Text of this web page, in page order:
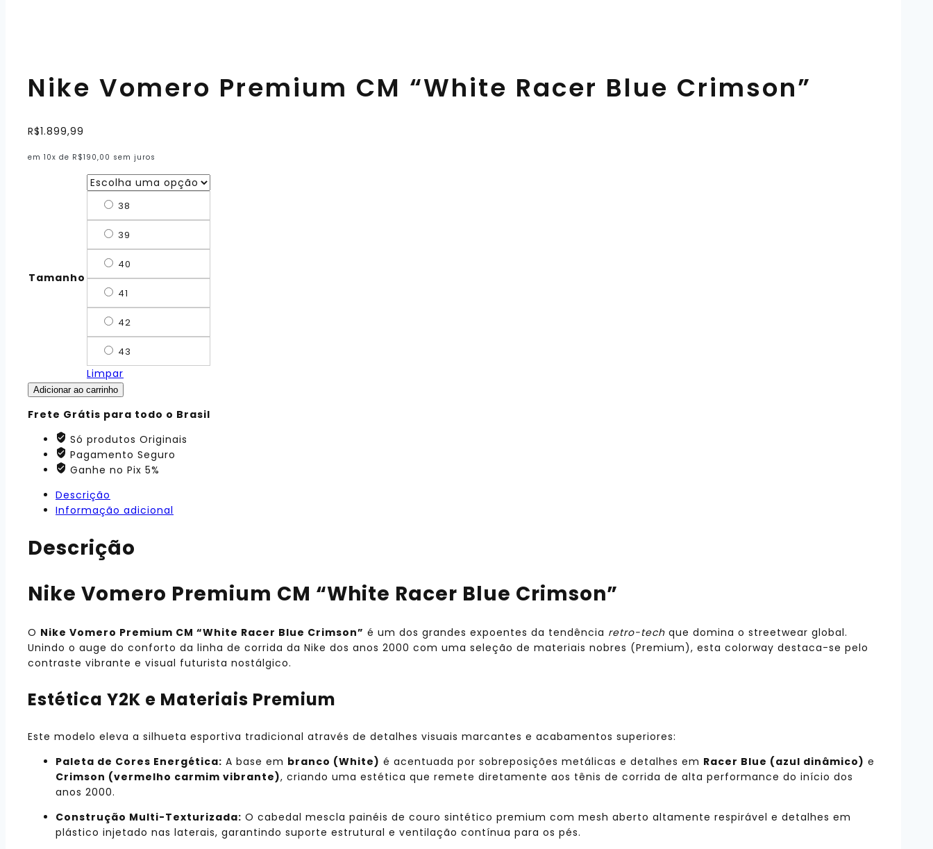
Nike Vomero Premium CM “White Racer Blue Crimson”
R$1.899,99
em 10x de R$190,00 sem juros
Tamanho
38
39
40
41
42
43
Limpar
Adicionar ao carrinho
Frete Grátis para todo o Brasil
Só produtos Originais
Pagamento Seguro
Ganhe no Pix 5%
Descrição
Informação adicional
Descrição
Nike Vomero Premium CM “White Racer Blue Crimson”
O Nike Vomero Premium CM “White Racer Blue Crimson” é um dos grandes expoentes da tendência retro-tech que domina o streetwear global.
Unindo o auge do conforto da linha de corrida da Nike dos anos 2000 com uma seleção de materiais nobres (Premium), esta colorway destaca-se pelo
contraste vibrante e visual futurista nostálgico.
Estética Y2K e Materiais Premium
Este modelo eleva a silhueta esportiva tradicional através de detalhes visuais marcantes e acabamentos superiores:
Paleta de Cores Energética: A base em branco (White) é acentuada por sobreposições metálicas e detalhes em Racer Blue (azul dinâmico) e
Crimson (vermelho carmim vibrante), criando uma estética que remete diretamente aos tênis de corrida de alta performance do início dos
anos 2000.
Construção Multi-Texturizada: O cabedal mescla painéis de couro sintético premium com mesh aberto altamente respirável e detalhes em
plástico injetado nas laterais, garantindo suporte estrutural e ventilação contínua para os pés.